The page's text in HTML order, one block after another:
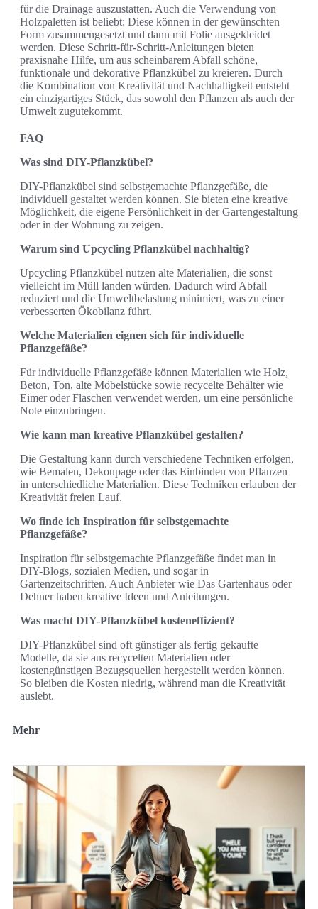
für die Drainage auszustatten. Auch die Verwendung von
Holzpaletten ist beliebt: Diese können in der gewünschten
Form zusammengesetzt und dann mit Folie ausgekleidet
werden. Diese Schritt-für-Schritt-Anleitungen bieten
praxisnahe Hilfe, um aus scheinbarem Abfall schöne,
funktionale und dekorative Pflanzkübel zu kreieren. Durch
die Kombination von Kreativität und Nachhaltigkeit entsteht
ein einzigartiges Stück, das sowohl den Pflanzen als auch der
Umwelt zugutekommt.
FAQ
Was sind DIY-Pflanzkübel?
DIY-Pflanzkübel sind selbstgemachte Pflanzgefäße, die
individuell gestaltet werden können. Sie bieten eine kreative
Möglichkeit, die eigene Persönlichkeit in der Gartengestaltung
oder in der Wohnung zu zeigen.
Warum sind Upcycling Pflanzkübel nachhaltig?
Upcycling Pflanzkübel nutzen alte Materialien, die sonst
vielleicht im Müll landen würden. Dadurch wird Abfall
reduziert und die Umweltbelastung minimiert, was zu einer
verbesserten Ökobilanz führt.
Welche Materialien eignen sich für individuelle
Pflanzgefäße?
Für individuelle Pflanzgefäße können Materialien wie Holz,
Beton, Ton, alte Möbelstücke sowie recycelte Behälter wie
Eimer oder Flaschen verwendet werden, um eine persönliche
Note einzubringen.
Wie kann man kreative Pflanzkübel gestalten?
Die Gestaltung kann durch verschiedene Techniken erfolgen,
wie Bemalen, Dekoupage oder das Einbinden von Pflanzen
in unterschiedliche Materialien. Diese Techniken erlauben der
Kreativität freien Lauf.
Wo finde ich Inspiration für selbstgemachte
Pflanzgefäße?
Inspiration für selbstgemachte Pflanzgefäße findet man in
DIY-Blogs, sozialen Medien, und sogar in
Gartenzeitschriften. Auch Anbieter wie Das Gartenhaus oder
Dehner haben kreative Ideen und Anleitungen.
Was macht DIY-Pflanzkübel kosteneffizient?
DIY-Pflanzkübel sind oft günstiger als fertig gekaufte
Modelle, da sie aus recycelten Materialien oder
kostengünstigen Bezugsquellen hergestellt werden können.
So bleiben die Kosten niedrig, während man die Kreativität
auslebt.
Mehr